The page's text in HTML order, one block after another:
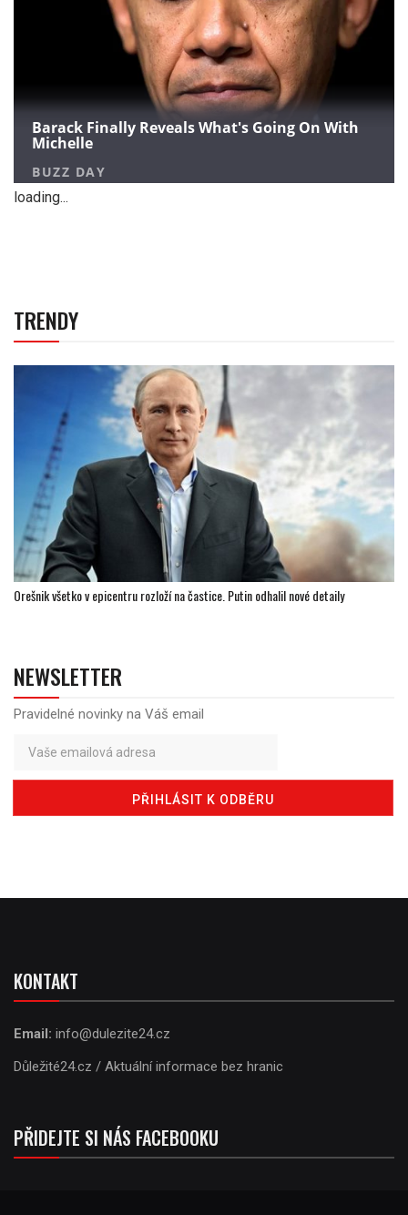
loading...
TRENDY
Orešnik všetko v epicentru rozloží na častice. Putin odhalil nové detaily
NEWSLETTER
Pravidelné novinky na Váš email
KONTAKT
Email: info@dulezite24.cz
Důležité24.cz / Aktuální informace bez hranic
PŘIDEJTE SI NÁS FACEBOOKU